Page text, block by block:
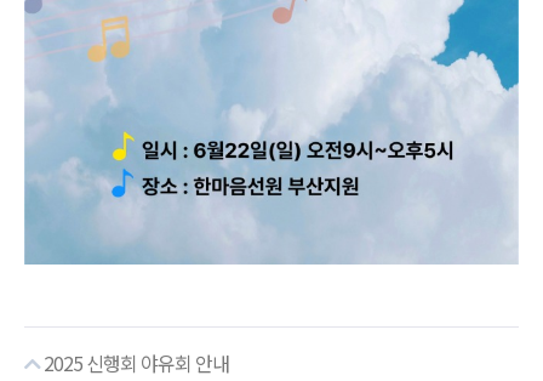
2025 신행회 야유회 안내